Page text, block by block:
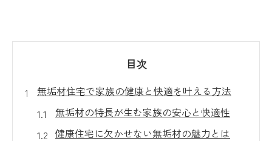
目次
無垢材住宅で家族の健康と快適を叶える方法
無垢材の特長が生む家族の安心と快適性
健康住宅に欠かせない無垢材の魅力とは